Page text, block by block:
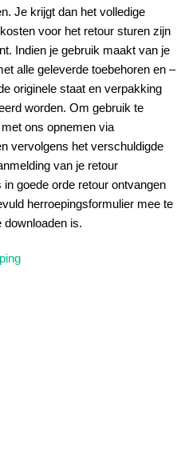
Je krijgt dan het volledige
voor het retour sturen zijn
Indien je gebruik maakt van je
alle geleverde toebehoren en –
originele staat en verpakking
worden. Om gebruik te
ons opnemen via
vervolgens het verschuldigde
van je retour
goede orde retour ontvangen
herroepingsformulier mee te
downloaden is.